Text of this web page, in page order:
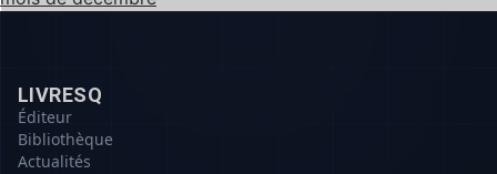
LIVRESQ
Éditeur
Bibliothèque
Actualités